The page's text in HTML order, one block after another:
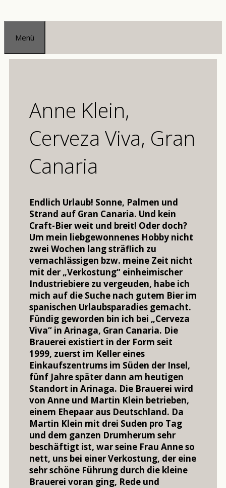
Zum
Inhalt
springen
Menü
Anne Klein,
Cerveza Viva, Gran
Canaria
Endlich Urlaub! Sonne, Palmen und
Strand auf Gran Canaria. Und kein
Craft-Bier weit und breit! Oder doch?
Um mein liebgewonnenes Hobby nicht
zwei Wochen lang sträflich zu
vernachlässigen bzw. meine Zeit nicht
mit der „Verkostung“ einheimischer
Industriebiere zu vergeuden, habe ich
mich auf die Suche nach gutem Bier im
spanischen Urlaubsparadies gemacht.
Fündig geworden bin ich bei „Cerveza
Viva“ in Arinaga, Gran Canaria. Die
Brauerei existiert in der Form seit
1999, zuerst im Keller eines
Einkaufszentrums im Süden der Insel,
fünf Jahre später dann am heutigen
Standort in Arinaga. Die Brauerei wird
von Anne und Martin Klein betrieben,
einem Ehepaar aus Deutschland. Da
Martin Klein mit drei Suden pro Tag
und dem ganzen Drumherum sehr
beschäftigt ist, war seine Frau Anne so
nett, uns bei einer Verkostung, der eine
sehr schöne Führung durch die kleine
Brauerei voran ging, Rede und